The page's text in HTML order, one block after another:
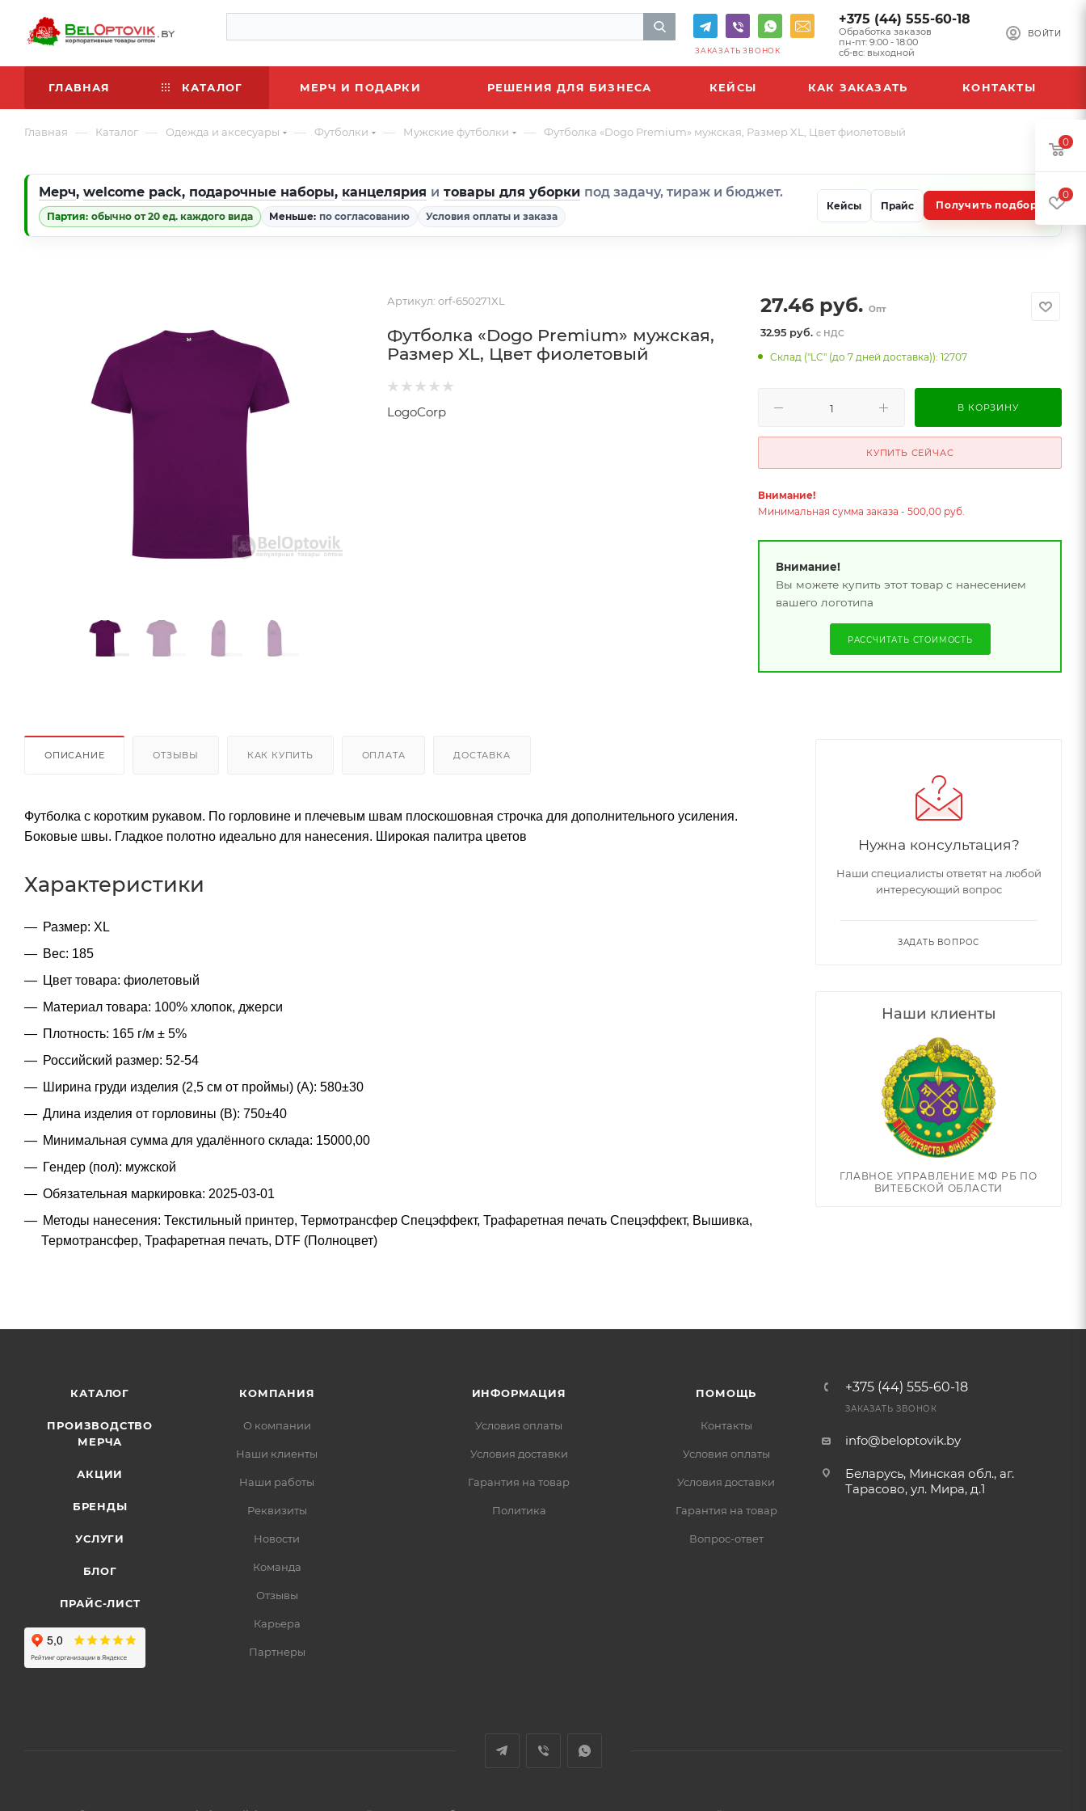
ВОЙТИ
+375 (44) 555-60-18
Обработка заказов
пн-пт: 9:00 - 18:00
сб-вс: выходной
ЗАКАЗАТЬ ЗВОНОК
ГЛАВНАЯ КАТАЛОГ МЕРЧ И ПОДАРКИ РЕШЕНИЯ ДЛЯ БИЗНЕСА КЕЙСЫ КАК ЗАКАЗАТЬ КОНТАКТЫ
Главная — Каталог — Одежда и аксесуары — Футболки — Мужские футболки — Футболка «Dogo Premium» мужская, Размер XL, Цвет фиолетовый
Мерч, welcome pack, подарочные наборы, канцелярия и товары для уборки под задачу, тираж и бюджет.
Партия: обычно от 20 ед. каждого вида Меньше: по согласованию Условия оплаты и заказа
Кейсы Прайс Получить подбор
Артикул: orf-650271XL
Футболка «Dogo Premium» мужская,
Размер XL, Цвет фиолетовый
LogoCorp
27.46 руб. Опт
32.95 руб.с НДС
Склад ("LC" (до 7 дней доставка)): 12707
В КОРЗИНУ
КУПИТЬ СЕЙЧАС
Внимание!
Минимальная сумма заказа - 500,00 руб.
Внимание!
Вы можете купить этот товар с нанесением
вашего логотипа
РАССЧИТАТЬ СТОИМОСТЬ
ОПИСАНИЕ ОТЗЫВЫ КАК КУПИТЬ ОПЛАТА ДОСТАВКА
Футболка с коротким рукавом. По горловине и плечевым швам плоскошовная строчка для дополнительного усиления.
Боковые швы. Гладкое полотно идеально для нанесения. Широкая палитра цветов
Характеристики
Размер: XL
Вес: 185
Цвет товара: фиолетовый
Материал товара: 100% хлопок, джерси
Плотность: 165 г/м ± 5%
Российский размер: 52-54
Ширина груди изделия (2,5 см от проймы) (A): 580±30
Длина изделия от горловины (B): 750±40
Минимальная сумма для удалённого склада: 15000,00
Гендер (пол): мужской
Обязательная маркировка: 2025-03-01
Методы нанесения: Текстильный принтер, Термотрансфер Спецэффект, Трафаретная печать Спецэффект, Вышивка,
Термотрансфер, Трафаретная печать, DTF (Полноцвет)
Нужна консультация?
Наши специалисты ответят на любой
интересующий вопрос
ЗАДАТЬ ВОПРОС
Наши клиенты
ГЛАВНОЕ УПРАВЛЕНИЕ МФ РБ ПО
ВИТЕБСКОЙ ОБЛАСТИ
КАТАЛОГ
ПРОИЗВОДСТВО
МЕРЧА
АКЦИИ
БРЕНДЫ
УСЛУГИ
БЛОГ
ПРАЙС-ЛИСТ
КОМПАНИЯ
О компании
Наши клиенты
Наши работы
Реквизиты
Новости
Команда
Отзывы
Карьера
Партнеры
ИНФОРМАЦИЯ
Условия оплаты
Условия доставки
Гарантия на товар
Политика
ПОМОЩЬ
Контакты
Условия оплаты
Условия доставки
Гарантия на товар
Вопрос-ответ
+375 (44) 555-60-18
ЗАКАЗАТЬ ЗВОНОК
info@beloptovik.by
Беларусь, Минская обл., аг.
Тарасово, ул. Мира, д.1
0
0